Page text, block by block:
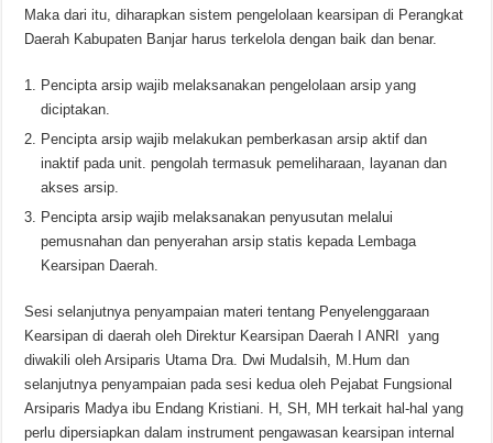
Maka dari itu, diharapkan sistem pengelolaan kearsipan di Perangkat
Daerah Kabupaten Banjar harus terkelola dengan baik dan benar.
Pencipta arsip wajib melaksanakan pengelolaan arsip yang
diciptakan.
Pencipta arsip wajib melakukan pemberkasan arsip aktif dan
inaktif pada unit. pengolah termasuk pemeliharaan, layanan dan
akses arsip.
Pencipta arsip wajib melaksanakan penyusutan melalui
pemusnahan dan penyerahan arsip statis kepada Lembaga
Kearsipan Daerah.
Sesi selanjutnya penyampaian materi tentang Penyelenggaraan
Kearsipan di daerah oleh Direktur Kearsipan Daerah I ANRI yang
diwakili oleh Arsiparis Utama Dra. Dwi Mudalsih, M.Hum dan
selanjutnya penyampaian pada sesi kedua oleh Pejabat Fungsional
Arsiparis Madya ibu Endang Kristiani. H, SH, MH terkait hal-hal yang
perlu dipersiapkan dalam instrument pengawasan kearsipan internal